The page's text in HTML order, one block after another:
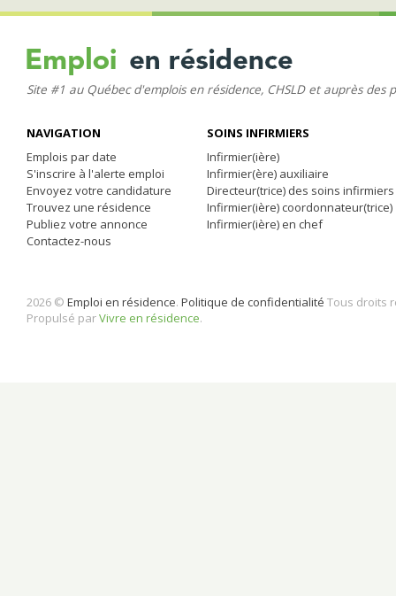
Site #1 au Québec d'emplois en résidence, CHSLD et auprès des
NAVIGATION
Emplois par date
S'inscrire à l'alerte emploi
Envoyez votre candidature
Trouvez une résidence
Publiez votre annonce
Contactez-nous
SOINS INFIRMIERS
Infirmier(ière)
Infirmier(ère) auxiliaire
Directeur(trice) des soins infirmiers
Infirmier(ière) coordonnateur(trice)
Infirmier(ière) en chef
2026 © Emploi en résidence. Politique de confidentialité Tous droits
Propulsé parVivre en résidence.